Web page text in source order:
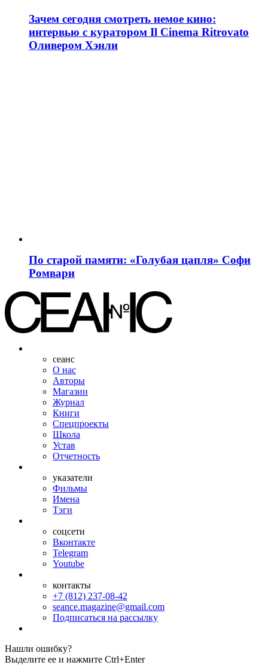
Зачем сегодня смотреть немое кино:
интервью с куратором Il Cinema Ritrovato
Оливером Хэнли
По старой памяти: «Голубая цапля» Софи
Ромвари
сеанс
О нас
Авторы
Магазин
Журнал
Книги
Спецпроекты
Школа
Устав
Отчетность
указатели
Фильмы
Имена
Тэги
соцсети
Вконтакте
Telegram
Youtube
контакты
+7 (812) 237-08-42
seance.magazine@gmail.com
Подписаться на рассылку
Нашли ошибку?
Выделите ее и нажмите Ctrl+Enter